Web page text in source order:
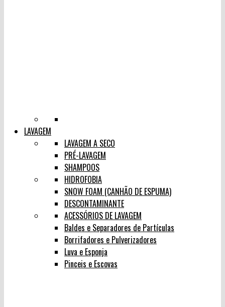
LAVAGEM
LAVAGEM A SECO
PRÉ-LAVAGEM
SHAMPOOS
HIDROFOBIA
SNOW FOAM (CANHÃO DE ESPUMA)
DESCONTAMINANTE
ACESSÓRIOS DE LAVAGEM
Baldes e Separadores de Partículas
Borrifadores e Pulverizadores
Luva e Esponja
Pinceis e Escovas